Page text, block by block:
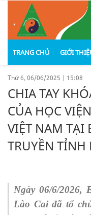
.
TRANG CHỦ GIỚI
Thứ 6, 06/06/2025 | 15:08
CHIA TAY
CỦA HỌC
VIỆT NAM TẠI
TRUYỀN TỈNH
Ngày 06/6/2026,
Lào Cai đã tổ